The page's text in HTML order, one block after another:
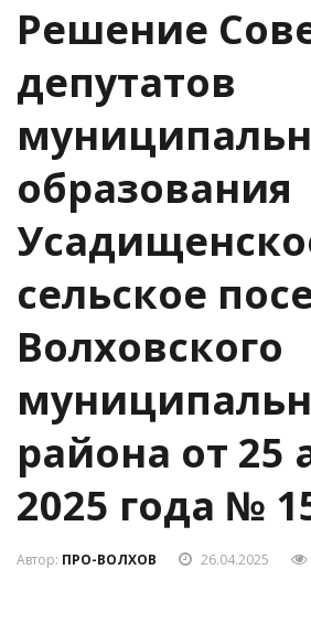
Решение
депутатов
образования
сельское
Волховского
района от 25
2025 года №
Автор: ПРО-ВОЛХОВ 26.04.2025